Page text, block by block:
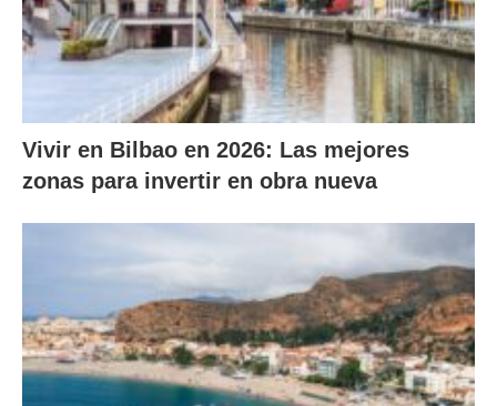
Vivir en Bilbao en 2026: Las mejores
zonas para invertir en obra nueva